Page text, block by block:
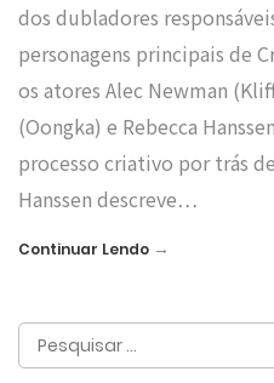
dos dubladores
personagens principais de
os atores Alec Newman
(Oongka) e Rebecca
processo criativo por trás
Hanssen descreve…
Continuar Lendo →